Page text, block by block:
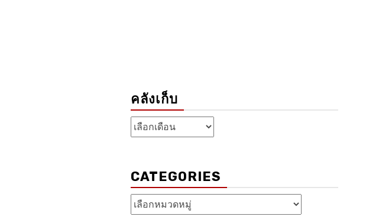
คลังเก็บ
คลัง
เก็บ
CATEGORIES
Categories